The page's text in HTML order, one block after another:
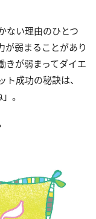
ない理由のひとつ
が弱まることがあり
きが弱まってダイエ
成功の秘訣は、
。